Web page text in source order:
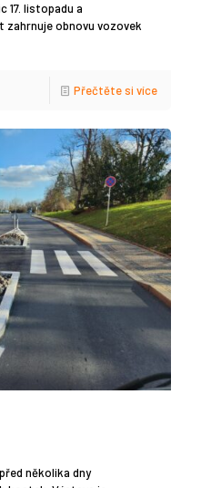
17. listopadu a
obnovu vozovek
Přečtěte si více
několika dny